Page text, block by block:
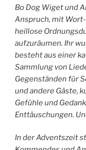
Bo Dog Wiget und
Anspruch, mit
heillose
aufzuräumen. Ihr
besteht aus einer
Sammlung von
Gegenständen für
und andere Gäste,
Gefühle und
Enttäuschungen.
In der Adventszeit